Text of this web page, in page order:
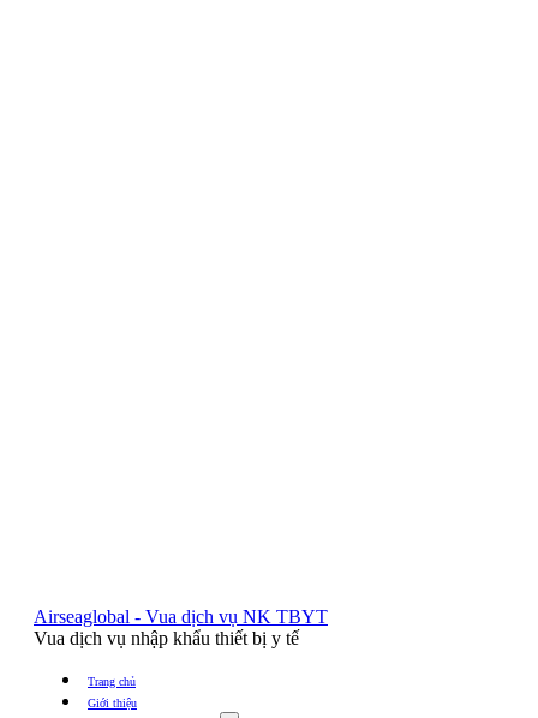
Airseaglobal - Vua dịch vụ NK TBYT
Vua dịch vụ nhập khẩu thiết bị y tế
Trang chủ
Giới thiệu